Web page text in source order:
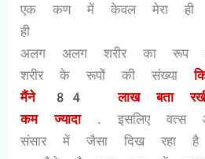
एक कण में केवल मेरा ही
ही
अलग अलग शरीर का
शरीर के रूपों की संख्या
मैंने
84लाख बता
कम ज्यादा. इसलिए वत्स
संसार में जैसा दिख रहा